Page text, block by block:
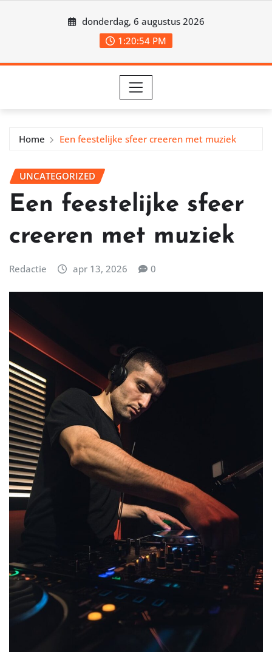
donderdag, 6 augustus 2026
1:20:57 PM
Home Een feestelijke sfeer creeren met muziek
UNCATEGORIZED
Een feestelijke sfeer
creeren met muziek
Redactie apr 13, 2026 0